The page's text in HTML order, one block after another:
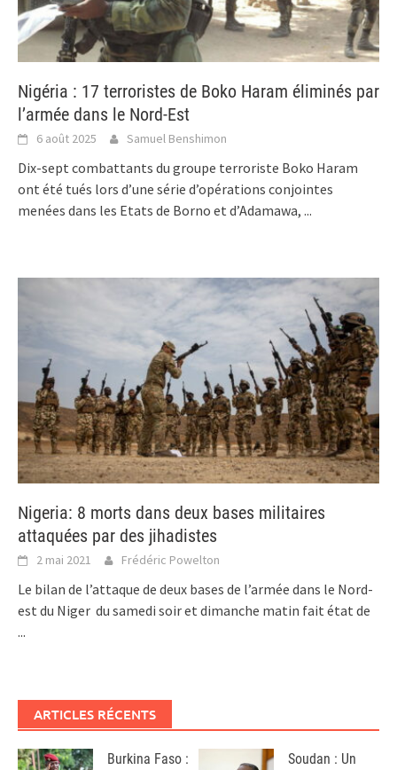
Nigéria : 17 terroristes de Boko Haram éliminés par
l’armée dans le Nord-Est
6 août 2025 Samuel Benshimon
Dix-sept combattants du groupe terroriste Boko Haram
ont été tués lors d’une série d’opérations conjointes
menées dans les Etats de Borno et d’Adamawa, ...
Nigeria: 8 morts dans deux bases militaires
attaquées par des jihadistes
2 mai 2021 Frédéric Powelton
Le bilan de l’attaque de deux bases de l’armée dans le Nord-
est du Niger du samedi soir et dimanche matin fait état de
...
ARTICLES RÉCENTS
Burkina Faso :
Soudan : Un